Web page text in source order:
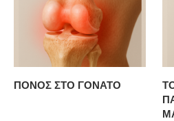
ΠΟΝΟΣ ΣΤΟ ΓΟΝΑΤΟ